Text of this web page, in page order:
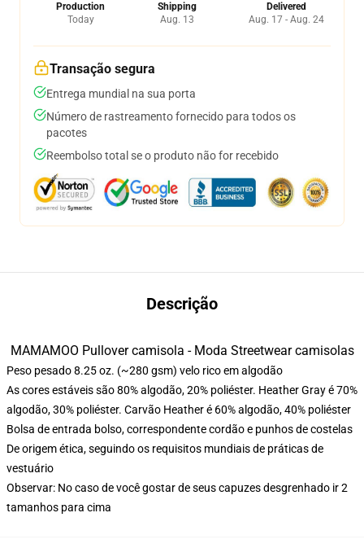
Production
Today
Shipping
Aug. 13
Delivered
Aug. 17 - Aug. 24
Transação segura
Entrega mundial na sua porta
Número de rastreamento fornecido para todos os
pacotes
Reembolso total se o produto não for recebido
Descrição
MAMAMOO Pullover camisola - Moda Streetwear camisolas
Peso pesado 8.25 oz. (~280 gsm) velo rico em algodão
As cores estáveis são 80% algodão, 20% poliéster. Heather Gray é 70%
algodão, 30% poliéster. Carvão Heather é 60% algodão, 40% poliéster
Bolsa de entrada bolso, correspondente cordão e punhos de costelas
De origem ética, seguindo os requisitos mundiais de práticas de
vestuário
Observar: No caso de você gostar de seus capuzes desgrenhado ir 2
tamanhos para cima